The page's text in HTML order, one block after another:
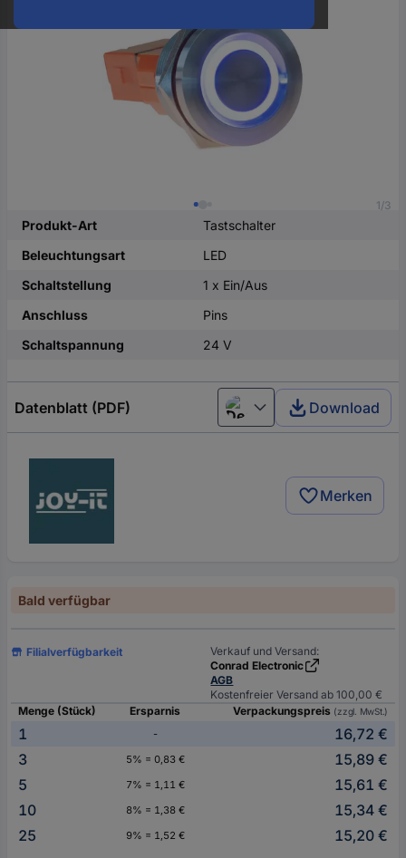
1/3
Produkt-Art
Tastschalter
Beleuchtungsart
LED
Schaltstellung
1 x Ein/Aus
Anschluss
Pins
Schaltspannung
24 V
Datenblatt (PDF) Deutsch (Deutschland)
Download
Merken
Bald verfügbar
Filialverfügbarkeit
Verkauf und Versand:
Conrad Electronic
AGB
Kostenfreier Versand ab 100,00 €
Menge (Stück)
Ersparnis Verpackungspreis (zzgl. MwSt.)
1 -
16,72 €
3
5% = 0,83 €
15,89 €
5
7% = 1,11 €
15,61 €
10
8% = 1,38 €
15,34 €
25
9% = 1,52 € 15,20 €